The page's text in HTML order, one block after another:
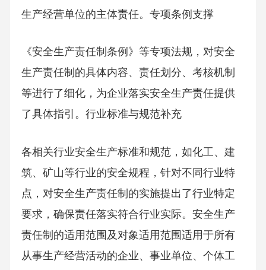
生产经营单位的主体责任。专项条例支撑
《安全生产责任制条例》等专项法规，对安全
生产责任制的具体内容、责任划分、考核机制
等进行了细化，为企业落实安全生产责任提供
了具体指引。行业标准与规范补充
各相关行业安全生产标准和规范，如化工、建
筑、矿山等行业的安全规程，针对不同行业特
点，对安全生产责任制的实施提出了行业特定
要求，确保责任落实符合行业实际。安全生产
责任制的适用范围及对象适用范围适用于所有
从事生产经营活动的企业、事业单位、个体工